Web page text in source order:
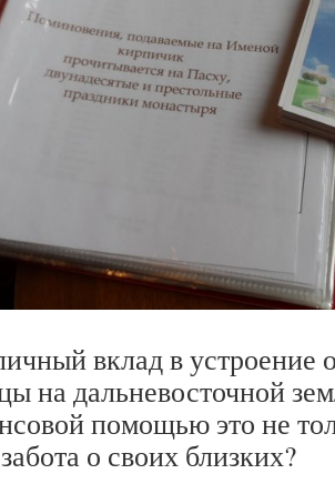
вклад в устроение
на дальневосточной
помощью это не
о своих близких?